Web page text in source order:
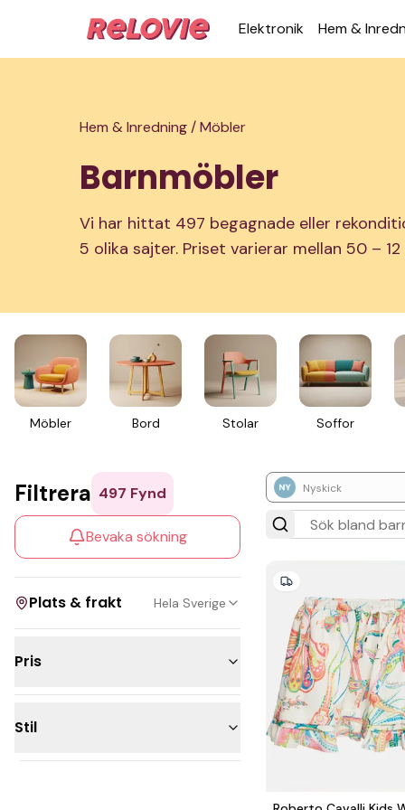
Elek­tronik Hem &
Hem & Inredning /Möbler
Barnmöbler
Vi har hittat 497 begagnade eller
5 olika sajter. Priset varierar mellan 50 –
Möbler Bord Stolar Soffor
Nyskick
Filtrera 497 Fynd
Bevaka sökning
Plats & frakt Hela Sverige
Pris
500 - 1 000kr
Stil